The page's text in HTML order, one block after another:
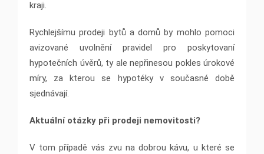
kraji.
Rychlejšímu prodeji bytů a domů by mohlo pomoci
avizované uvolnění pravidel pro poskytovaní
hypotečních úvěrů, ty ale nepřinesou pokles úrokové
míry, za kterou se hypotéky v současné době
sjednávají.
Aktuální otázky při prodeji nemovitosti?
V tom případě vás zvu na dobrou kávu, u které se